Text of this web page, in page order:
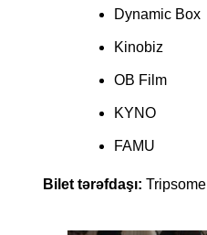
Dynamic Box
Kinobiz
OB Film
KYNO
FAMU
Bilet tərəfdaşı: Tripsome